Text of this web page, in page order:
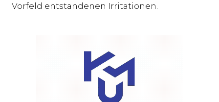
Vorfeld entstandenen Irritationen.